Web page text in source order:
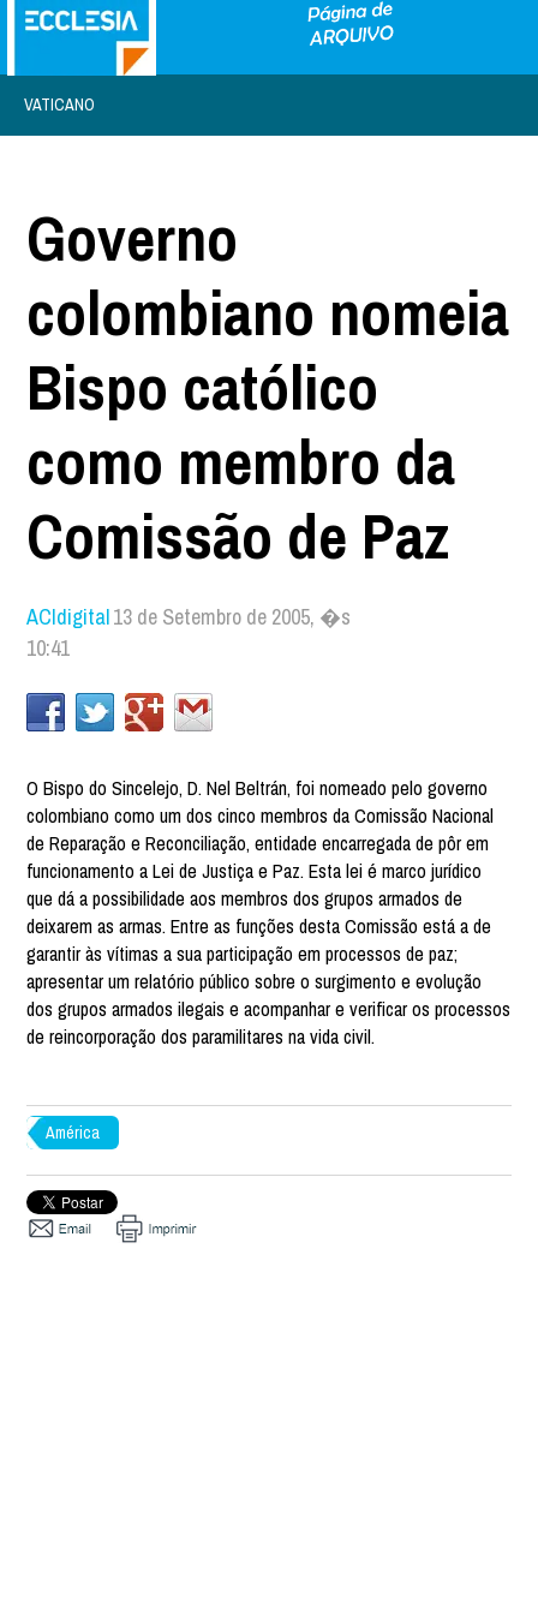
VATICANO
Governo
colombiano nomeia
Bispo católico
como membro da
Comissão de Paz
ACIdigital13 de Setembro de 2005, �s
10:41
O Bispo do Sincelejo, D. Nel Beltrán, foi nomeado pelo governo
colombiano como um dos cinco membros da Comissão Nacional
de Reparação e Reconciliação, entidade encarregada de pôr em
funcionamento a Lei de Justiça e Paz. Esta lei é marco jurídico
que dá a possibilidade aos membros dos grupos armados de
deixarem as armas. Entre as funções desta Comissão está a de
garantir às vítimas a sua participação em processos de paz;
apresentar um relatório público sobre o surgimento e evolução
dos grupos armados ilegais e acompanhar e verificar os processos
de reincorporação dos paramilitares na vida civil.
América